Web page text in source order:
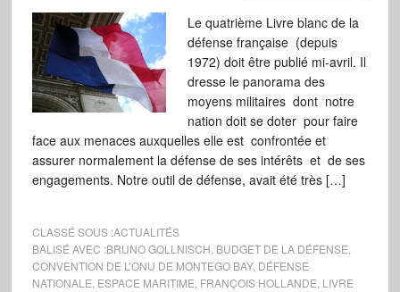
Le quatrième Livre blanc de la
défense française (depuis
1972) doit être publié mi-avril. Il
dresse le panorama des
moyens militaires dont notre
nation doit se doter pour faire
face aux menaces auxquelles elle est confrontée et
assurer normalement la défense de ses intérêts et de ses
engagements. Notre outil de défense, avait été très […]
CLASSÉ SOUS :ACTUALITÉS
BALISÉ AVEC :BRUNO GOLLNISCH BUDGET DE LA DÉFENSE
CONVENTION DE L’ONU DE MONTEGO BAY, DÉFENSE
NATIONALE ESPACE MARITIME FRANÇOIS HOLLANDE LIVRE